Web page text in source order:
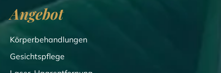
Angebot
Körperbehandlungen
Gesichtspflege